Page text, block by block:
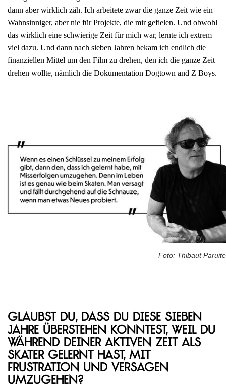
dann aber wirklich zäh. Ich arbeitete zwar die ganze Zeit wie ein
Wahnsinniger, aber nie für Projekte, die mir gefielen. Und obwohl
das wirklich eine schwierige Zeit für mich war, lernte ich extrem
viel dazu. Und dann nach sieben Jahren bekam ich endlich die
finanziellen Mittel um den Film zu drehen, den ich die ganze Zeit
drehen wollte, nämlich die Dokumentation Dogtown and Z Boys.
Foto: Thibaut Paruite
Glaubst du, dass du diese sieben
Jahre überstehen konntest, weil du
während deiner aktiven Zeit als
Skater gelernt hast, mit
Frustration und Versagen
umzugehen?